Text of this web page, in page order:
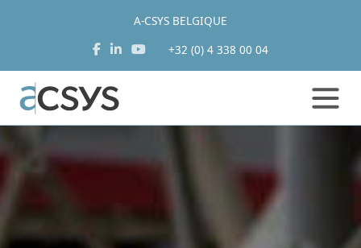
Aller
contenu
A-CSYS BELGIQUE
+32 (0) 4 338 00 04